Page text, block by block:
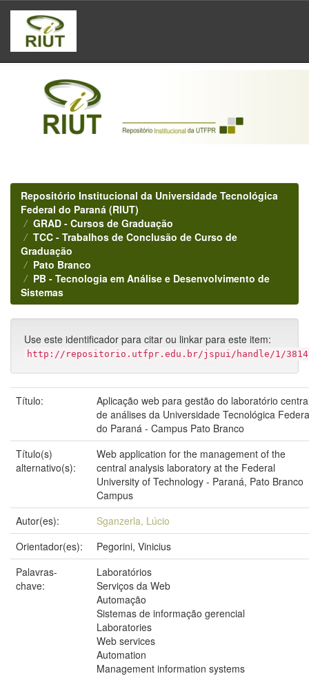
Skip
navigation
Repositório Institucional da Universidade Tecnológica
Federal do Paraná (RIUT)
GRAD - Cursos de Graduação
TCC - Trabalhos de Conclusão de Curso de
Graduação
Pato Branco
PB - Tecnologia em Análise e Desenvolvimento de
Sistemas
Use este identificador para citar ou linkar para este item:
http://repositorio.utfpr.edu.br/jspui/handle/1/
Título:
Aplicação web para gestão do laboratório
de análises da Universidade Tecnológica
do Paraná - Campus Pato Branco
Título(s)
alternativo(s):
Web application for the management of the
central analysis laboratory at the Federal
University of Technology - Paraná, Pato Branco
Campus
Autor(es):
Sganzerla, Lúcio
Orientador(es):
Pegorini, Vinicius
Palavras-
chave:
Laboratórios
Serviços da Web
Automação
Sistemas de informação gerencial
Laboratories
Web services
Automation
Management information systems